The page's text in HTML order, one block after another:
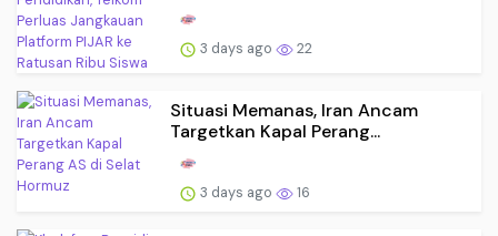
3 days ago 22
Situasi Memanas, Iran Ancam
Targetkan Kapal Perang...
3 days ago 16